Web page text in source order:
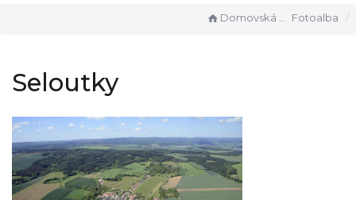
Domovská stránka Fotoalba
Seloutky